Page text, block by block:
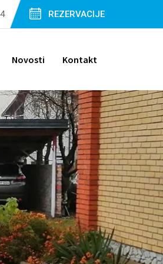
REZERVACIJE
Novosti Kontakt